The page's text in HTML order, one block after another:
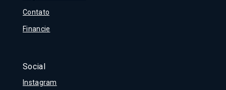
Contato
Financie
Social
Instagram